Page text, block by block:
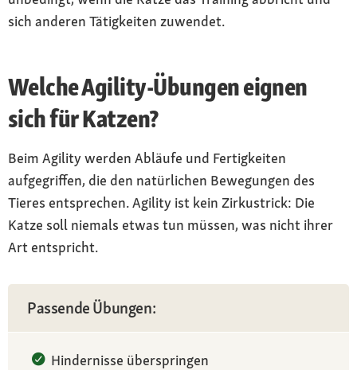
sich anderen Tätigkeiten zuwendet.
Welche Agility-Übungen eignen
sich für Katzen?
Beim Agility werden Abläufe und Fertigkeiten
aufgegriffen, die den natürlichen Bewegungen des
Tieres entsprechen. Agility ist kein Zirkustrick: Die
Katze soll niemals etwas tun müssen, was nicht ihrer
Art entspricht.
Passende Übungen:
Hindernisse überspringen